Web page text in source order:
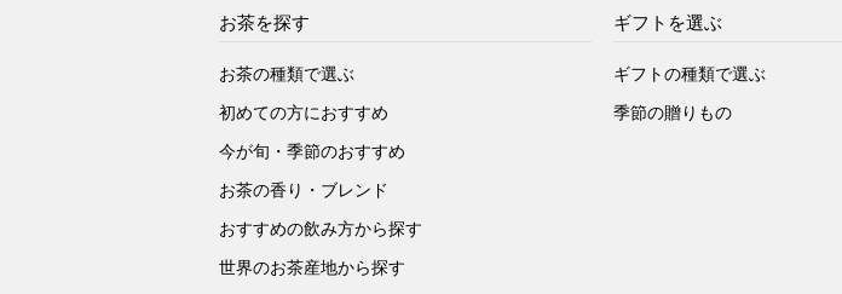
お茶を探す
お茶の種類で選ぶ
初めての方におすすめ
今が旬・季節のおすすめ
お茶の香り・ブレンド
おすすめの飲み方から探す
世界のお茶産地から探す
ギフトを選ぶ
ギフトの種類で選ぶ
季節の贈りもの